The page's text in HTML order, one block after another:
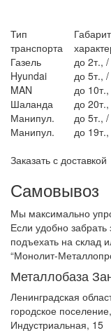
Тип
транспорта
Газель
до 2т.,
Hyundai
до 5т.,
MAN
до
Шаланда
до
Манипул.
до 5т.,
Манипул.
до
Заказать с доставкой
Самовывоз
Мы максимально
Если удобно
подъехать на склад
“Монолит-
Металлобаза
Ленинградская
городское
Индустриальная, 15